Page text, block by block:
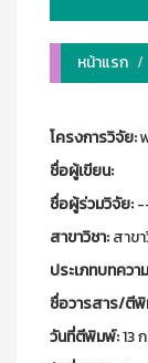
หน้าแรก
โครงการวิจัย:
ชื่อผู้เขียน:
ชื่อผู้ร่วมวิจัย:
สาขาวิชา:สาข
ประเภทบทควา
ชื่อวารสาร/ตี
วันที่ตีพิมพ์:13